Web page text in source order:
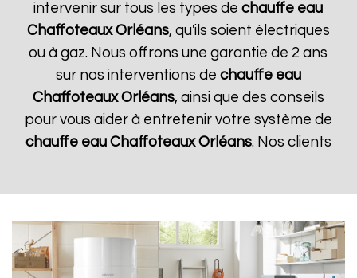
intervenir sur tous les types dechauffe eau
Chaffoteaux Orléans, qu'ils soient électriques
ou à gaz. Nous offrons une garantie de 2 ans
sur nos interventions de chauffe eau
Chaffoteaux Orléans, ainsi que des conseils
pour vous aider à entretenir votre système de
chauffe eau Chaffoteaux Orléans. Nos clients